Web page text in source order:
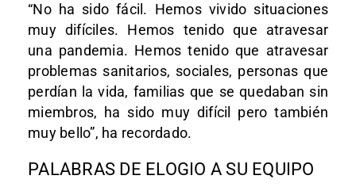
“No ha sido fácil. Hemos vivido situaciones
muy difíciles. Hemos tenido que atravesar
una pandemia. Hemos tenido que atravesar
problemas sanitarios, sociales, personas que
perdían la vida, familias que se quedaban sin
miembros, ha sido muy difícil pero también
muy bello”, ha recordado.
PALABRAS DE ELOGIO A SU EQUIPO